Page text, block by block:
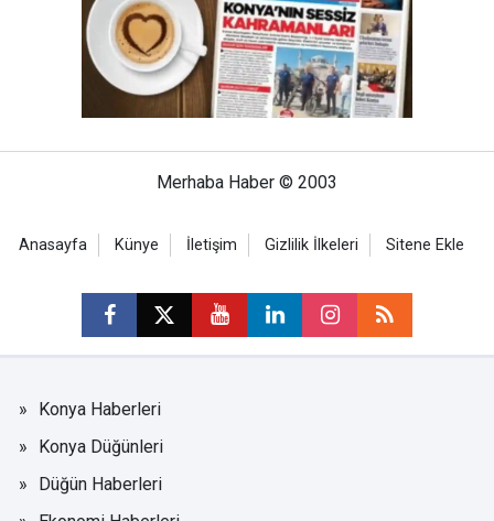
Merhaba Haber © 2003
Anasayfa Künye İletişim Gizlilik İlkeleri Sitene Ekle
Konya Haberleri
Konya Düğünleri
Düğün Haberleri